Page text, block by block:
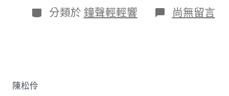
日
期
分
類
分類於 鐘聲輕輕響 在
〈陳
尚無留言
陳松伶